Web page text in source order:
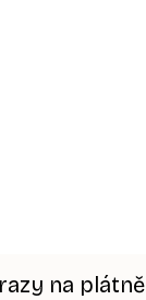
na plátně